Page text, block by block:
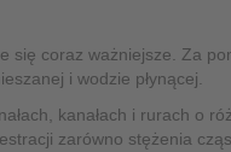
coraz ważniejsze. Za
i wodzie płynącej.
kanałach i rurach o
zarówno stężenia